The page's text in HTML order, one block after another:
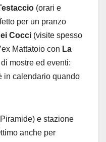
(orari e
per un pranzo
Cocci (visite spesso
Mattatoio con La
mostre ed eventi:
in calendario quando
e stazione
anche per